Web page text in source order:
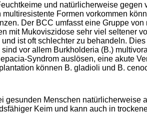
und natürlicherweise gegen
Formen vorkommen
Der BCC umfasst eine Gruppe von
mit Mukoviszidose sehr viel seltener
ist oft schlechter zu behandeln.
vor allem Burkholderia (B.)
Syndrom auslösen, eine akute
können B. gladioli und B.
Menschen natürlicherweise
Keim und kann auch in